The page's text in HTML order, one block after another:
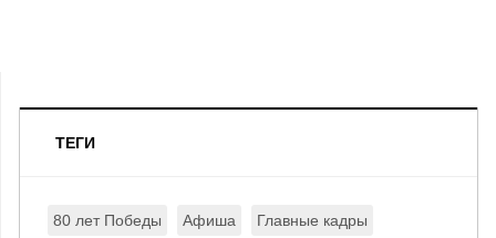
ТЕГИ
80 лет Победы Афиша Главные кадры